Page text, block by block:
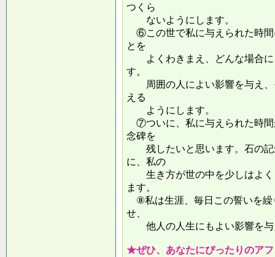
つくら
ないようにします。
⑥この世で私に与えられた時間
とを
よくわきまえ、どんな場合に
す。
周囲の人によい影響を与え、
える
ようにします。
⑦ついに、私に与えられた時間
念碑を
残したいと思います。石の記
に、私の
生き方が世の中を少しはよく
ます。
⑧私は生涯、毎日この誓いを繰
せ、
他人の人生にもよい影響
★ぜひ、あなたにぴったりのア